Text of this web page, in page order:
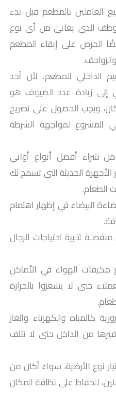
العاملين بالمطعم قبل بدء
الذي يعاني من أي نوع
الحرص على إبقاء المطعم
الداخلي للمطعم، لأن أحد
إلى زيادة عدد الضيوف هو
ويجب الحصول على تصريح
المشروع لمواجهة الشرطة
شراء أفضل أنواع أواني
الحديثة التي تسمح لك
الطعام.
البيضاء في إظهار اهتمام
لتلبية احتياجات الرجال
مكيفات الهواء في الأماكن
حتى لا يشعروا بالحرارة
كالمياه والكهرباء والغاز
من الداخل حتى لا تتلف
نوع الأرضية، سواء أكان من
للحفاظ على نظافة المكان